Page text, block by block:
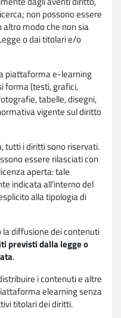
non possono essere
modo che non sia
o dai titolari e/o
piattaforma e-learning
forma (testi, grafici,
tabelle, disegni,
vigente sul diritto
tutti i diritti sono riservati.
essere rilasciati con
aperta: tale
indicata all'interno del
alla tipologia di
la diffusione dei contenuti
previsti dalla legge o
.
i contenuti e altre
elearning senza
titolari dei diritti.